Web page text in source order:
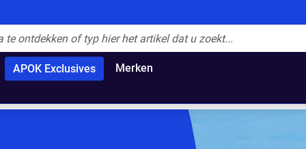
APOK Exclusives Merken